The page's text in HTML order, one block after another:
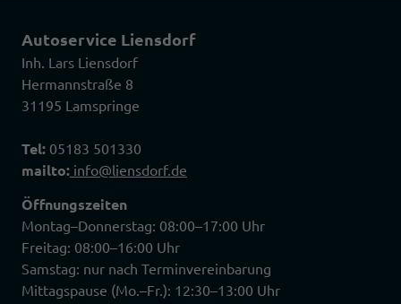
Autoservice Liensdorf
Inh. Lars Liensdorf
Hermannstraße 8
31195 Lamspringe
Tel: 05183 501330
mailto: info@liensdorf.de
Öffnungszeiten
Montag–Donnerstag: 08:00–17:00 Uhr
Freitag: 08:00–16:00 Uhr
Samstag: nur nach Terminvereinbarung
Mittagspause (Mo.–Fr.): 12:30–13:00 Uhr